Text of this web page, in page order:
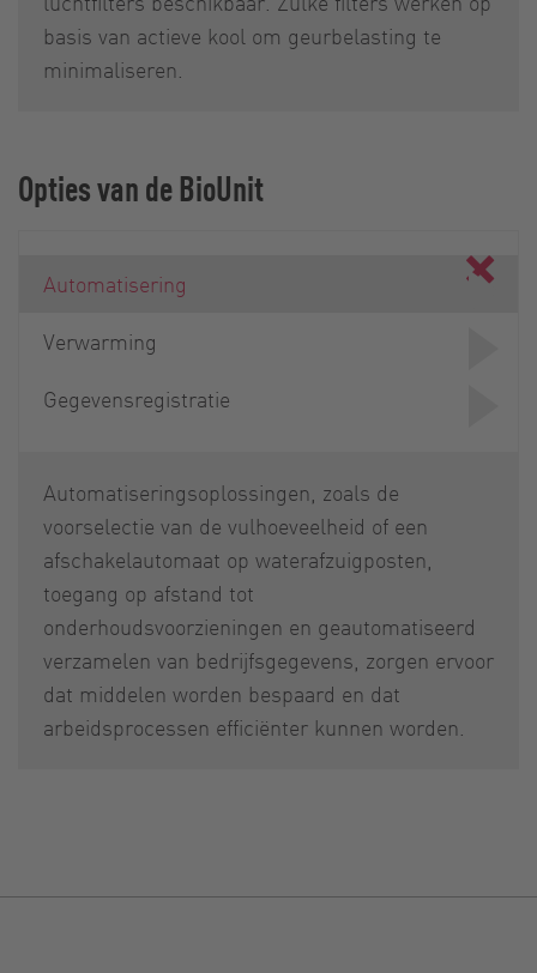
basis van actieve kool om geurbelasting te
minimaliseren.
Opties van de BioUnit
Automatisering
Verwarming
Gegevensregistratie
Automatiseringsoplossingen, zoals de
voorselectie van de vulhoeveelheid of een
afschakelautomaat op waterafzuigposten,
toegang op afstand tot
onderhoudsvoorzieningen en geautomatiseerd
verzamelen van bedrijfsgegevens, zorgen ervoor
dat middelen worden bespaard en dat
arbeidsprocessen efficiënter kunnen worden.